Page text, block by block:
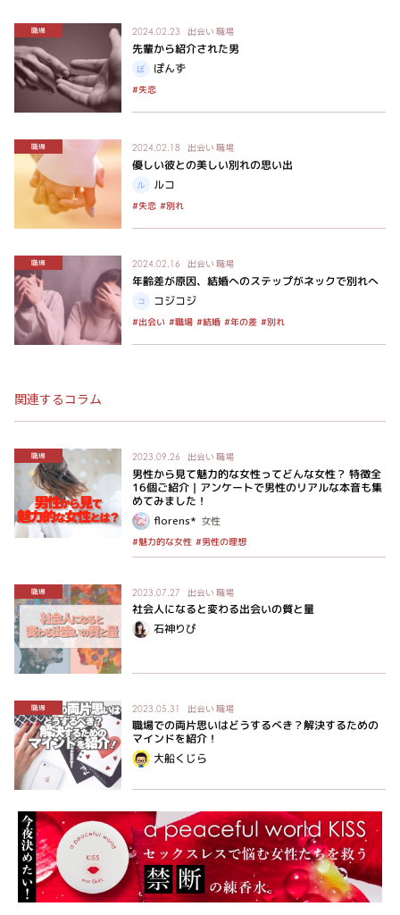
職場 2024.02.23 出会い 職場
先輩から紹介された男
ぽんず
#失恋
職場 2024.02.18 出会い 職場
優しい彼との美しい別れの思い出
ルコ
#失恋 #別れ
職場 2024.02.16 出会い 職場
年齢差が原因、結婚へのステップがネックで別れへ
コジコジ
#出会い #職場 #結婚 #年の差 #別れ
関連するコラム
職場 2023.09.26 出会い 職場
男性から見て魅力的な女性ってどんな女性？ 特徴全
16個ご紹介｜アンケートで男性のリアルな本音も集
めてみました！
florens* 女性
#魅力的な女性 #男性の理想
職場 2023.07.27 出会い 職場
社会人になると変わる出会いの質と量
石神りぴ
職場 2023.05.31 出会い 職場
職場での両片思いはどうするべき？解決するための
マインドを紹介！
大船くじら